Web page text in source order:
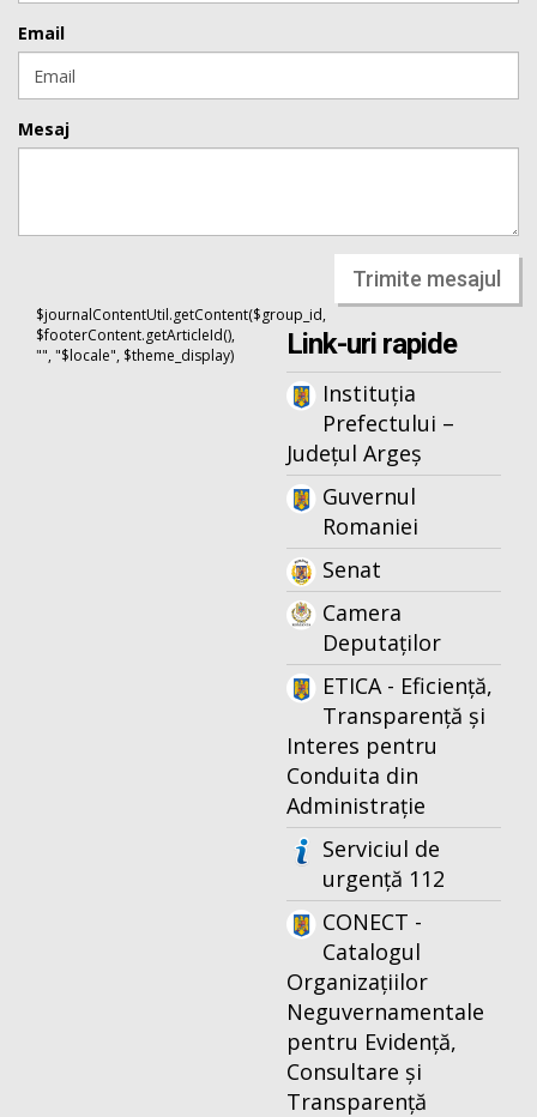
Email
Mesaj
Trimite mesajul
$journalContentUtil.getContent($group_id,
$footerContent.getArticleId(),
"", "$locale", $theme_display)
Link-uri rapide
Instituția
Prefectului –
Județul Argeș
Guvernul
Romaniei
Senat
Camera
Deputaților
ETICA - Eficiență,
Transparență și
Interes pentru
Conduita din
Administrație
Serviciul de
urgență 112
CONECT -
Catalogul
Organizațiilor
Neguvernamentale
pentru Evidență,
Consultare și
Transparență